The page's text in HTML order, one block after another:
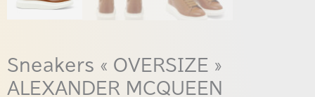
Sneakers « OVERSIZE »
ALEXANDER MCQUEEN